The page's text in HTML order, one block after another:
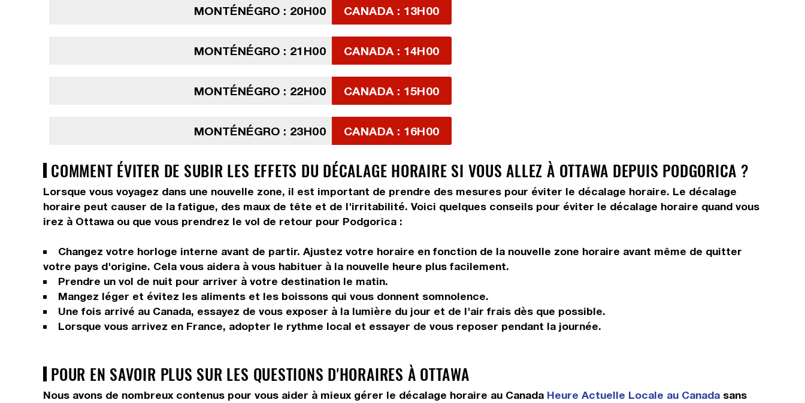
MONTÉNÉGRO : 20H00 CANADA : 13H00
MONTÉNÉGRO : 21H00 CANADA : 14H00
MONTÉNÉGRO : 22H00 CANADA : 15H00
MONTÉNÉGRO : 23H00 CANADA : 16H00
COMMENT ÉVITER DE SUBIR LES EFFETS DU DÉCALAGE HORAIRE SI VOUS ALLEZ À OTTAWA DEPUIS PODGORICA ?
Lorsque vous voyagez dans une nouvelle zone, il est important de prendre des mesures pour éviter le décalage horaire. Le décalage
horaire peut causer de la fatigue, des maux de tête et de l'irritabilité. Voici quelques conseils pour éviter le décalage horaire quand vous
irez à Ottawa ou que vous prendrez le vol de retour pour Podgorica :
Changez votre horloge interne avant de partir. Ajustez votre horaire en fonction de la nouvelle zone horaire avant même de quitter
votre pays d'origine. Cela vous aidera à vous habituer à la nouvelle heure plus facilement.
Prendre un vol de nuit pour arriver à votre destination le matin.
Mangez léger et évitez les aliments et les boissons qui vous donnent somnolence.
Une fois arrivé au Canada, essayez de vous exposer à la lumière du jour et de l'air frais dès que possible.
Lorsque vous arrivez en France, adopter le rythme local et essayer de vous reposer pendant la journée.
POUR EN SAVOIR PLUS SUR LES QUESTIONS D'HORAIRES À OTTAWA
Nous avons de nombreux contenus pour vous aider à mieux gérer le décalage horaire au Canada Heure Actuelle Locale au Canada sans